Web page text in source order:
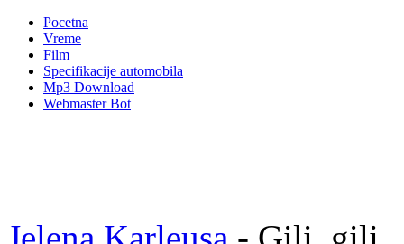
Pocetna
Vreme
Film
Specifikacije automobila
Mp3 Download
Webmaster Bot